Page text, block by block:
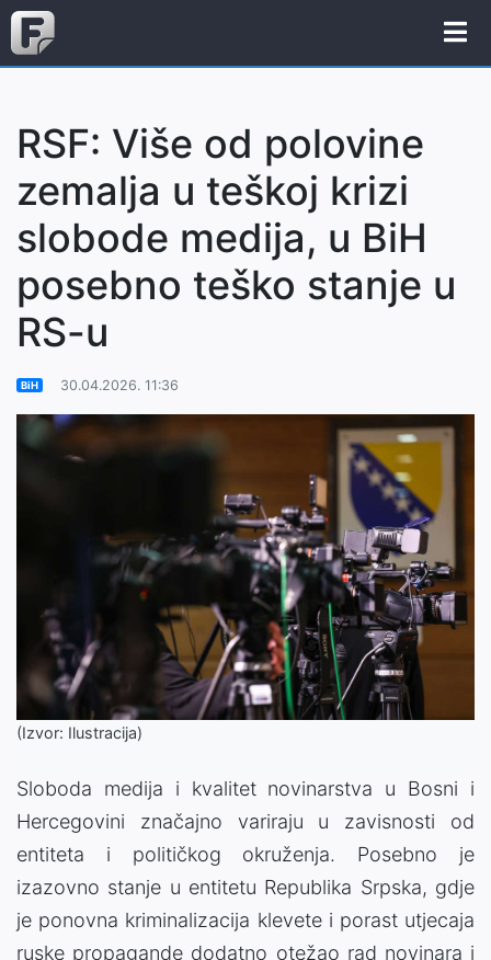
RSF: Više od polovine
zemalja u teškoj krizi
slobode medija, u BiH
posebno teško stanje u
RS-u
BiH 30.04.2026. 11:36
(Izvor: Ilustracija)
Sloboda medija i kvalitet novinarstva u Bosni i
Hercegovini značajno variraju u zavisnosti od
entiteta i političkog okruženja. Posebno je
izazovno stanje u entitetu Republika Srpska, gdje
je ponovna kriminalizacija klevete i porast utjecaja
ruske propagande dodatno otežao rad novinara i